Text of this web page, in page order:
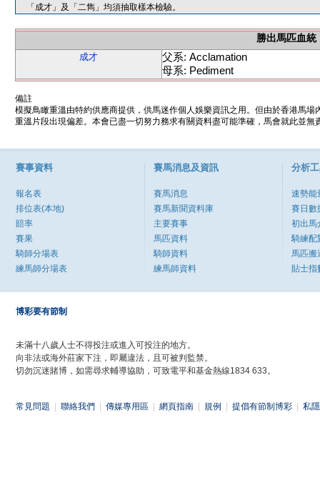
「成才」及「二雋」均須抽取樣本檢驗。
勝出馬匹血統
成才
父系: Acclamation
母系: Pediment
備註
模擬鳥瞰重溫由特約供應商提供，供馬迷作個人娛樂資訊之用。但由於香港馬
重溫片段出現偏差。本會已盡一切努力務求有關資料盡可能準確，馬會就此並
賽事資料
報名表
排位表(本地)
賠率
賽果
騎師分場表
練馬師分場表
賽馬消息及資訊
賽馬消息
賽馬新聞資料庫
主要賽事
馬匹資料
騎師資料
練馬師資料
分析
速勢能
賽日數
初出馬
騎練配
馬匹搬
貼士指
博彩要有節制
未滿十八歲人士不得投注或進入可投注的地方。
向非法或海外莊家下注，即屬違法，且可被判監禁。
切勿沉迷賭博，如需尋求輔導協助，可致電平和基金熱線1834 633。
常見問題 聯絡我們 傳媒專用區 網頁指南 規例 提倡有節制博彩 私